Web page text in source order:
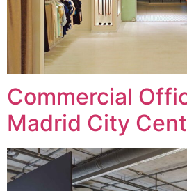
Commercial
Madrid City